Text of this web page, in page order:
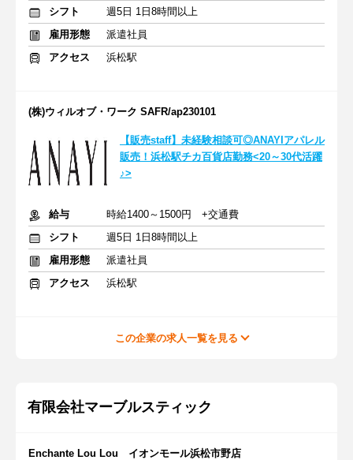
シフト
週5日 1日8時間以上
雇用形態
派遣社員
アクセス
浜松駅
(株)ウィルオブ・ワーク SAFR/ap230101
【販売staff】未経験相談可◎ANAYIアパレル
販売！浜松駅チカ百貨店勤務<20～30代活躍
♪>
給与
時給1400～1500円 +交通費
シフト
週5日 1日8時間以上
雇用形態
派遣社員
アクセス
浜松駅
この企業の求人一覧を見る
有限会社マーブルスティック
Enchante Lou Lou イオンモール浜松市野店